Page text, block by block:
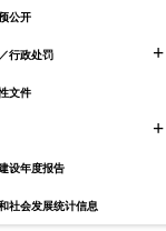
公开
行政处罚 +
文件
+
设年度报告
社会发展统计信息